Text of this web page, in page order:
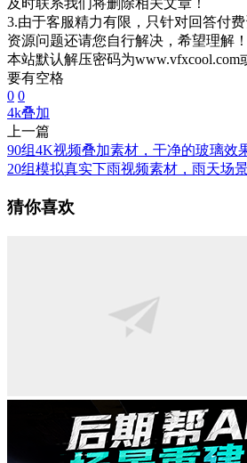
及时联系我们将删除相关文章！
3.由于客服精力有限，只针对回答付
资源问题还请您自行解决，希望理解！
本站默认解压密码为www.vfxcool.com
要有空格
0 0
4k叠加
上一篇
90组4K视频叠加素材，干净的玻璃效
20组模拟真实下雨视频素材，雨天场
猜你喜欢